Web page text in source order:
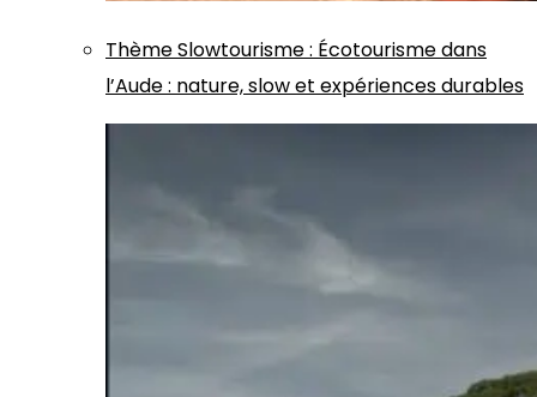
ThèmeSlowtourisme: Écotourisme dans
l’Aude : nature, slow et expériences durables